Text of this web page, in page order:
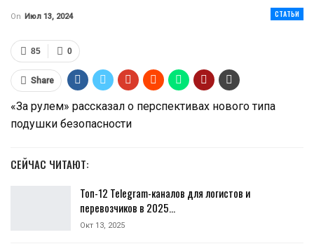
СТАТЬИ
On Июл 13, 2024
0
85
Share
«За рулем» рассказал о перспективах нового типа
подушки безопасности
СЕЙЧАС ЧИТАЮТ:
Топ-12 Telegram-каналов для логистов и
перевозчиков в 2025…
Окт 13, 2025